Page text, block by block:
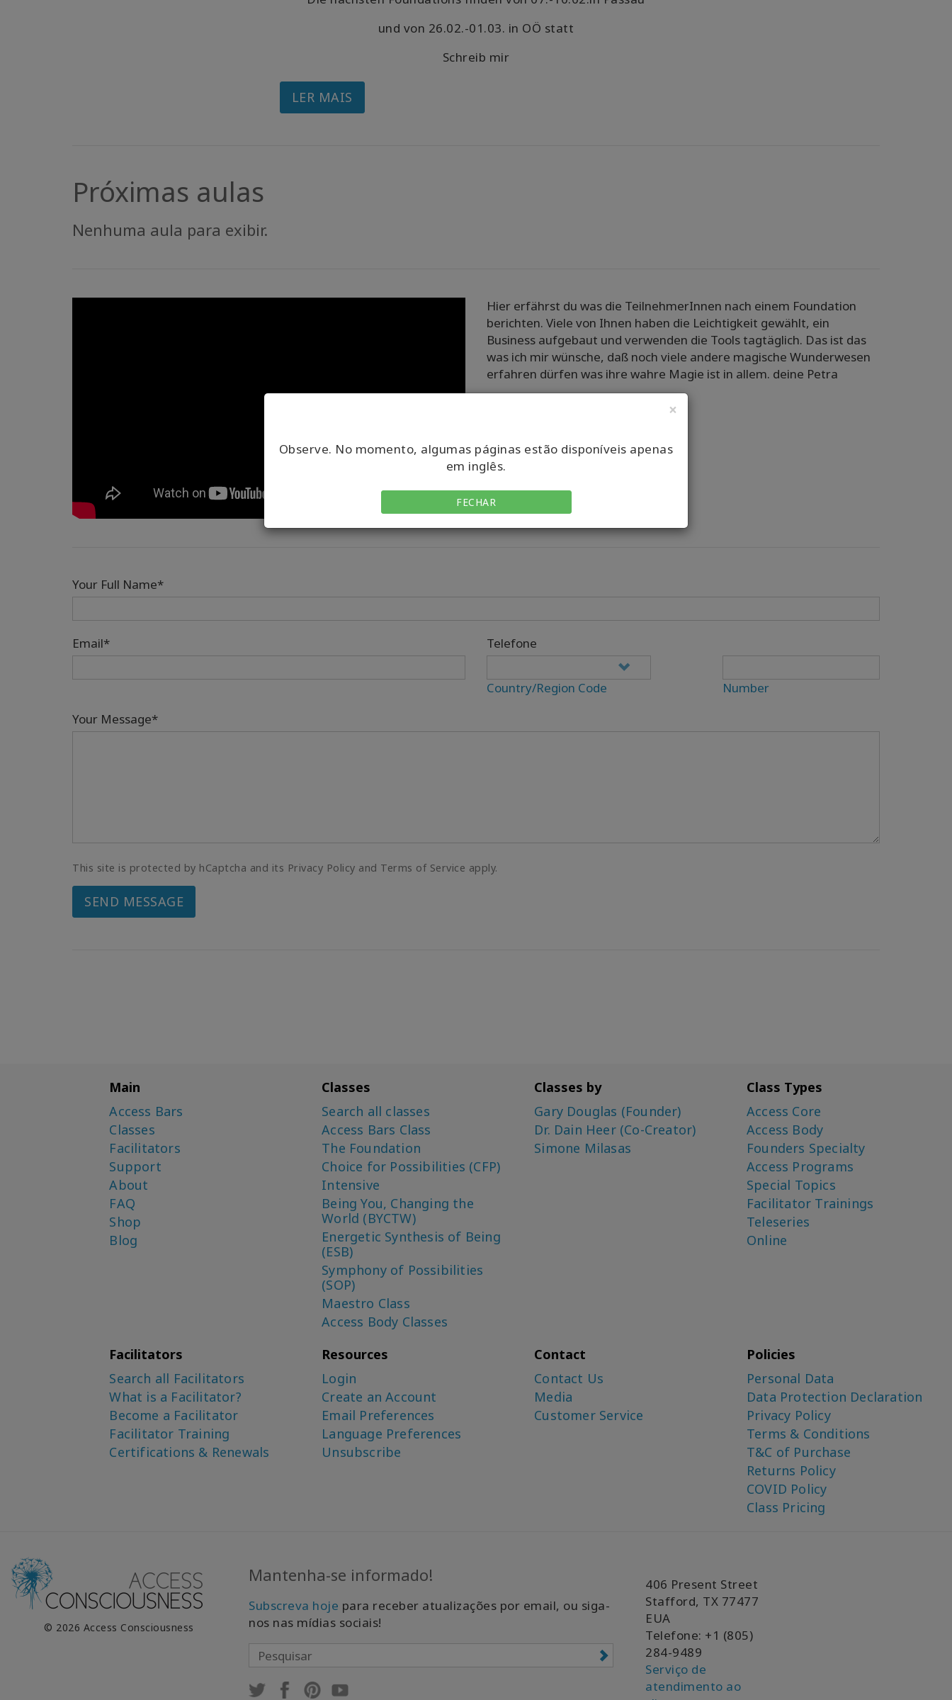
×
Observe. No momento, algumas páginas estão disponíveis apenas
em inglês.
FECHAR
und von 26.02.-01.03. in OÖ statt
Schreib mir
LER MAIS
Próximas aulas
Nenhuma aula para exibir.
Hier erfährst du was die TeilnehmerInnen nach einem Foundation
berichten. Viele von Ihnen haben die Leichtigkeit gewählt, ein
Business aufgebaut und verwenden die Tools tagtäglich. Das ist das
was ich mir wünsche, daß noch viele andere magische Wunderwesen
erfahren dürfen was ihre wahre Magie ist in allem. deine Petra
Your Full Name*
Email* Telefone
Country/Region Code
Number
Your Message*
This site is protected by hCaptcha and its Privacy Policy and Terms of Service apply.
SEND MESSAGE
Main
Access Bars
Classes
Facilitators
Support
About
FAQ
Shop
Blog
Classes
Search all classes
Access Bars Class
The Foundation
Choice for Possibilities (CFP)
Intensive
Being You, Changing the
World (BYCTW)
Energetic Synthesis of Being
(ESB)
Symphony of Possibilities
(SOP)
Maestro Class
Access Body Classes
Classes by
Gary Douglas (Founder)
Dr. Dain Heer (Co-Creator)
Simone Milasas
Class Types
Access Core
Access Body
Founders Specialty
Access Programs
Special Topics
Facilitator Trainings
Teleseries
Online
Facilitators
Search all Facilitators
What is a Facilitator?
Become a Facilitator
Facilitator Training
Certifications & Renewals
Resources
Login
Create an Account
Email Preferences
Language Preferences
Unsubscribe
Contact
Contact Us
Media
Customer Service
Policies
Personal Data
Data Protection Declaration
Privacy Policy
Terms & Conditions
T&C of Purchase
Returns Policy
COVID Policy
Class Pricing
© 2026 Access Consciousness
Mantenha-se informado!
Subscreva hoje para receber atualizações por email, ou siga-
nos nas mídias sociais!
406 Present Street
Stafford, TX 77477
EUA
Telefone: +1 (805)
284-9489
Serviço de
atendimento ao